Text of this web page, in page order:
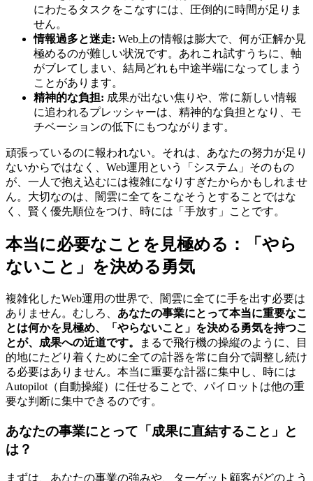
にわたるタスクをこなすには、圧倒的に時間が足りま
せん。
情報過多と迷走: Web上の情報は膨大で、何が正解か見
極めるのが難しい状況です。あれこれ試すうちに、軸
がブレてしまい、結局どれも中途半端になってしまう
ことがあります。
精神的な負担: 成果が出ない焦りや、常に新しい情報
に追われるプレッシャーは、精神的な負担となり、モ
チベーションの低下にもつながります。
頑張っているのに報われない。それは、あなたの努力が足り
ないからではなく、Web運用という「システム」そのもの
が、一人で抱え込むには複雑になりすぎたからかもしれませ
ん。大切なのは、闇雲に全てをこなそうとすることではな
く、賢く優先順位をつけ、時には「手放す」ことです。
本当に必要なことを見極める：「やら
ないこと」を決める勇気
複雑化したWeb運用の世界で、闇雲に全てに手を出す必要は
ありません。むしろ、 あなたの事業にとって本当に重要なこ
とは何かを見極め、「やらないこと」を決める勇気を持つこ
とが、成果への近道です。
まるで飛行機の操縦のように、目
的地にたどり着くために全ての計器を常に自分で調整し続け
る必要はありません。本当に重要な計器に集中し、時には
Autopilot（自動操縦）に任せることで、パイロットは他の重
要な判断に集中できるのです。
あなたの事業にとって「成果に直結すること」と
は？
まずは、あなたの事業の強みや、ターゲット顧客がどのよう